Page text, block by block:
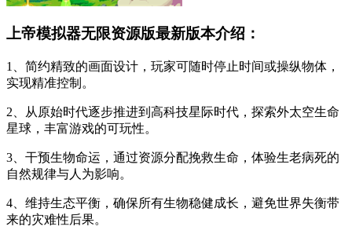
上帝模拟器无限资源版最新版本介绍：
1、简约精致的画面设计，玩家可随时停止时间或操纵物体，
实现精准控制。
2、从原始时代逐步推进到高科技星际时代，探索外太空生命
星球，丰富游戏的可玩性。
3、干预生物命运，通过资源分配挽救生命，体验生老病死的
自然规律与人为影响。
4、维持生态平衡，确保所有生物稳健成长，避免世界失衡带
来的灾难性后果。